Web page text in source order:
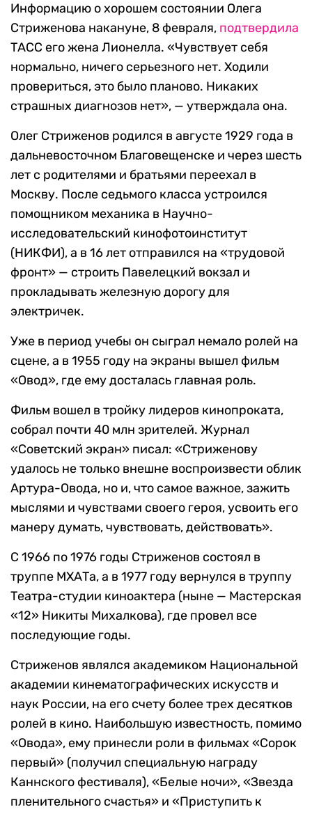
Информацию о хорошем состоянии Олега
Стриженова накануне, 8 февраля, подтвердила
ТАСС его жена Лионелла. «Чувствует себя
нормально, ничего серьезного нет. Ходили
провериться, это было планово. Никаких
страшных диагнозов нет», — утверждала она.
Олег Стриженов родился в августе 1929 года в
дальневосточном Благовещенске и через шесть
лет с родителями и братьями переехал в
Москву. После седьмого класса устроился
помощником механика в Научно-
исследовательский кинофотоинститут
(НИКФИ), а в 16 лет отправился на «трудовой
фронт» — строить Павелецкий вокзал и
прокладывать железную дорогу для
электричек.
Уже в период учебы он сыграл немало ролей на
сцене, а в 1955 году на экраны вышел фильм
«Овод», где ему досталась главная роль.
Фильм вошел в тройку лидеров кинопроката,
собрал почти 40 млн зрителей. Журнал
«Советский экран» писал: «Стриженову
удалось не только внешне воспроизвести облик
Артура-Овода, но и, что самое важное, зажить
мыслями и чувствами своего героя, усвоить его
манеру думать, чувствовать, действовать».
С 1966 по 1976 годы Стриженов состоял в
труппе МХАТа, а в 1977 году вернулся в труппу
Театра-студии киноактера (ныне — Мастерская
«12» Никиты Михалкова), где провел все
последующие годы.
Стриженов являлся академиком Национальной
академии кинематографических искусств и
наук России, на его счету более трех десятков
ролей в кино. Наибольшую известность, помимо
«Овода», ему принесли роли в фильмах «Сорок
первый» (получил специальную награду
Каннского фестиваля), «Белые ночи», «Звезда
пленительного счастья» и «Приступить к